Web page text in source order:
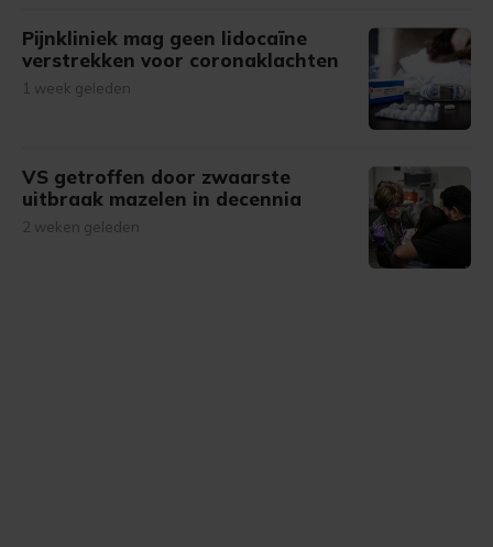
Pijnkliniek mag geen lidocaïne
verstrekken voor coronaklachten
1 week geleden
VS getroffen door zwaarste
uitbraak mazelen in decennia
2 weken geleden